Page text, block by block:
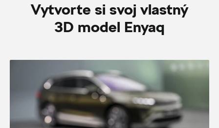
Vytvorte si svoj vlastný
3D model Enyaq